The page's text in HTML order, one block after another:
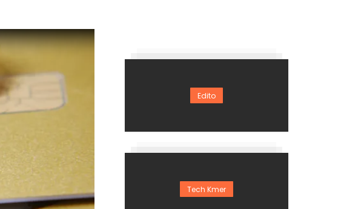
Edito
Tech Kmer